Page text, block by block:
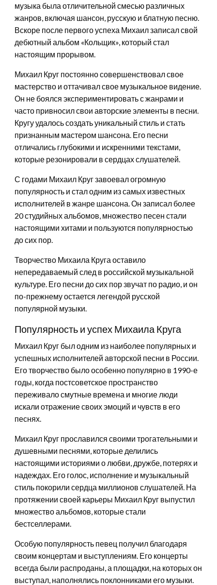
музыка была отличительной смесью различных
жанров, включая шансон, русскую и блатную песню.
Вскоре после первого успеха Михаил записал свой
дебютный альбом «Кольщик», который стал
настоящим прорывом.
Михаил Круг постоянно совершенствовал свое
мастерство и оттачивал свое музыкальное видение.
Он не боялся экспериментировать с жанрами и
часто привносил свои авторские элементы в песни.
Кругу удалось создать уникальный стиль и стать
признанным мастером шансона. Его песни
отличались глубокими и искренними текстами,
которые резонировали в сердцах слушателей.
С годами Михаил Круг завоевал огромную
популярность и стал одним из самых известных
исполнителей в жанре шансона. Он записал более
20 студийных альбомов, множество песен стали
настоящими хитами и пользуются популярностью
до сих пор.
Творчество Михаила Круга оставило
непередаваемый след в российской музыкальной
культуре. Его песни до сих пор звучат по радио, и он
по-прежнему остается легендой русской
популярной музыки.
Популярность и успех Михаила Круга
Михаил Круг был одним из наиболее популярных и
успешных исполнителей авторской песни в России.
Его творчество было особенно популярно в 1990-е
годы, когда постсоветское пространство
переживало смутные времена и многие люди
искали отражение своих эмоций и чувств в его
песнях.
Михаил Круг прославился своими трогательными и
душевными песнями, которые делились
настоящими историями о любви, дружбе, потерях и
надеждах. Его голос, исполнение и музыкальный
стиль покорили сердца миллионов слушателей. На
протяжении своей карьеры Михаил Круг выпустил
множество альбомов, которые стали
бестселлерами.
Особую популярность певец получил благодаря
своим концертам и выступлениям. Его концерты
всегда были распроданы, а площадки, на которых он
выступал, наполнялись поклонниками его музыки.